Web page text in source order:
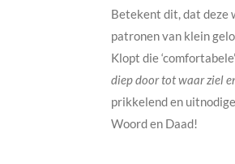
Betekent dit, dat deze
patronen van klein
Klopt die
diep door tot waar ziel
prikkelend en
Woord en Daad!